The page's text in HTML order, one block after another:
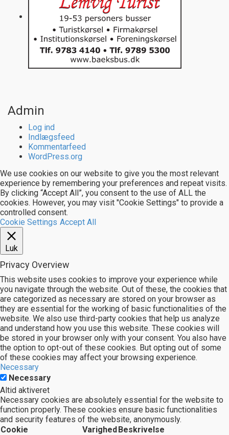
Admin
Log ind
Indlægsfeed
Kommentarfeed
WordPress.org
We use cookies on our website to give you the most relevant
experience by remembering your preferences and repeat visits.
By clicking “Accept All”, you consent to the use of ALL the
cookies. However, you may visit "Cookie Settings" to provide a
controlled consent.
Cookie Settings Accept All
Luk
Privacy Overview
This website uses cookies to improve your experience while
you navigate through the website. Out of these, the cookies that
are categorized as necessary are stored on your browser as
they are essential for the working of basic functionalities of the
website. We also use third-party cookies that help us analyze
and understand how you use this website. These cookies will
be stored in your browser only with your consent. You also have
the option to opt-out of these cookies. But opting out of some
of these cookies may affect your browsing experience.
Necessary
Necessary
Altid aktiveret
Necessary cookies are absolutely essential for the website to
function properly. These cookies ensure basic functionalities
and security features of the website, anonymously.
Cookie
VarighedBeskrivelse